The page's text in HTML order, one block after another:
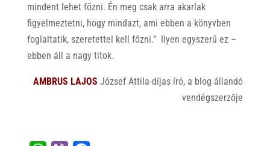
mindent lehet főzni. Én meg csak arra akarlak
figyelmeztetni, hogy mindazt, ami ebben a könyvben
foglaltatik, szeretettel kell főzni.” Ilyen egyszerű ez –
ebben áll a nagy titok.
AMBRUS LAJOS József Attila-díjas író, a blog állandó
vendégszerzője